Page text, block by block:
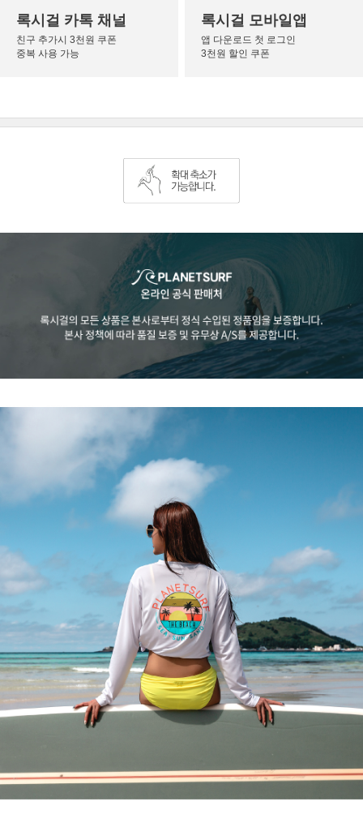
록시걸 카톡 채널
친구 추가시 3천원 쿠폰
중복 사용 가능
록시걸 모바일앱
앱 다운로드 첫 로그인
3천원 할인 쿠폰